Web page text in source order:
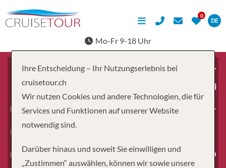
DE
Mo-Fr 9-18 Uhr
Erwachsene
Kinder
Dauer
Ihre Entscheidung – Ihr Nutzungserlebnis bei
cruisetour.ch
Wir nutzen Cookies und andere Technologien, die für
Services und Funktionen auf unserer Website
notwendig sind.
Darüber hinaus und soweit Sie einwilligen und
„Zustimmen“ auswählen, können wir sowie unsere